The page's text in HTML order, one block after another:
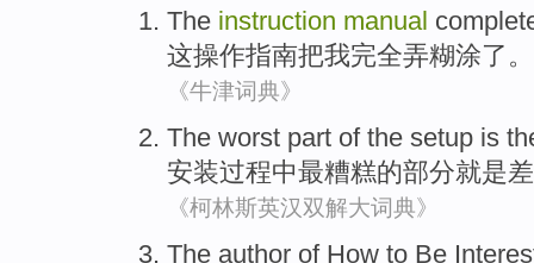
The instruction manual
这操作指南把我完全弄糊涂了 。
《牛津词典》
The worst part of the setup is
安装过程中最糟糕的部分就是
《柯林斯英汉双解大词典》
The author of How to Be